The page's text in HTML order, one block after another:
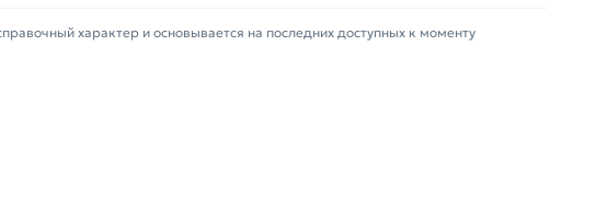
характер и основывается на последних доступных к моменту